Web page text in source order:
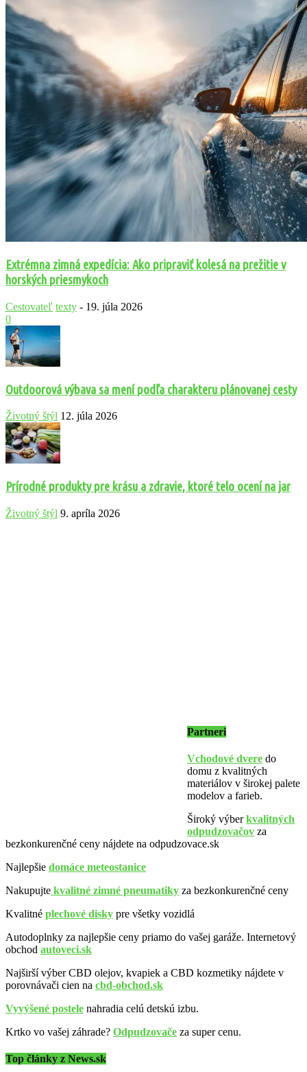
Extrémna zimná expedícia: Ako pripraviť kolesá na prežitie v
horských priesmykoch
Cestovateľ texty - 19. júla 2026
0
Outdoorová výbava sa mení podľa charakteru plánovanej cesty
Životný štýl 12. júla 2026
Prírodné produkty pre krásu a zdravie, ktoré telo ocení na jar
Životný štýl 9. apríla 2026
Partneri
Vchodové dvere do
domu z kvalitných
materiálov v širokej palete
modelov a farieb.
Široký výberkvalitných
odpudzovačov za
bezkonkurenčné ceny nájdete na odpudzovace.sk
Najlepšie domáce meteostanice
Nakupujte kvalitné zimné pneumatiky za bezkonkurenčné ceny
Kvalitné plechové disky pre všetky vozidlá
Autodoplnky za najlepšie ceny priamo do vašej garáže. Internetový
obchod autoveci.sk
Najširší výber CBD olejov, kvapiek a CBD kozmetiky nájdete v
porovnávači cien na cbd-obchod.sk
Vyvýšené postele nahradia celú detskú izbu.
Krtko vo vašej záhrade? Odpudzovače za super cenu.
Top články z News.sk